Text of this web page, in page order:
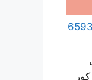
65932555
كور